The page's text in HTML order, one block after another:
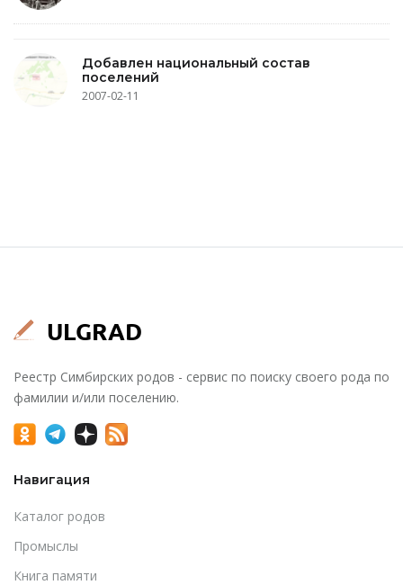
Добавлен национальный состав
поселений
2007-02-11
Реестр Симбирских родов - сервис по поиску своего рода по
фамилии и/или поселению.
Навигация
Каталог родов
Промыслы
Книга памяти